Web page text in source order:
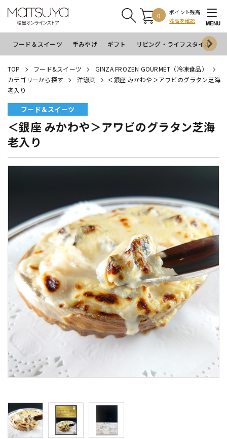
0
ポイント残高
残高を確認
MENU
フード＆スイーツ 手みやげ ギフト リビング・ライフスタイル
TOP フード&スイーツ
GINZA FROZEN GOURMET（冷凍食品）
カテゴリーから探す
洋惣菜
＜銀座 みかわや＞アワビのグラタン芝海
老入り
フード＆スイーツ
＜銀座 みかわや＞アワビのグラタン芝海
老入り